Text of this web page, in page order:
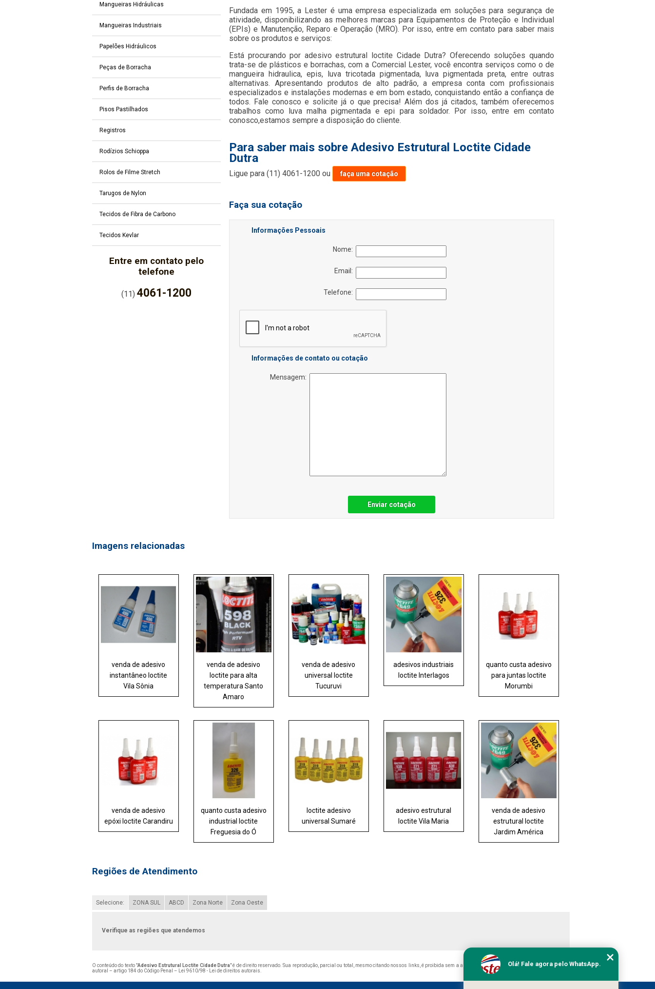
Mangueiras Hidráulicas
Mangueiras Industriais
Papelões Hidráulicos
Peças de Borracha
Perfis de Borracha
Pisos Pastilhados
Registros
Rodízios Schioppa
Rolos de Filme Stretch
Tarugos de Nylon
Tecidos de Fibra de Carbono
Tecidos Kevlar
Entre em contato pelo
telefone
(11)4061-1200
Fundada em 1995, a Lester é uma empresa especializada em soluções para segurança de
atividade, disponibilizando as melhores marcas para Equipamentos de Proteção e Individual
(EPIs) e Manutenção, Reparo e Operação (MRO). Por isso, entre em contato para saber mais
sobre os produtos e serviços:
Está procurando por adesivo estrutural loctite Cidade Dutra? Oferecendo soluções quando
trata-se de plásticos e borrachas, com a Comercial Lester, você encontra serviços como o de
mangueira hidraulica, epis, luva tricotada pigmentada, luva pigmentada preta, entre outras
alternativas. Apresentando produtos de alto padrão, a empresa conta com profissionais
especializados e instalações modernas e em bom estado, conquistando então a confiança de
todos. Fale conosco e solicite já o que precisa! Além dos já citados, também oferecemos
trabalhos como luva malha pigmentada e epi para soldador. Por isso, entre em contato
conosco,estamos sempre a disposição do cliente.
Para saber mais sobre Adesivo Estrutural Loctite Cidade
Dutra
Ligue para(11) 4061-1200 ou faça uma cotação
Faça sua cotação
Informações Pessoais
Nome:
Email:
Telefone:
Informações de contato ou cotação
Mensagem:
Enviar cotação
Imagens relacionadas
venda de adesivo
instantâneo loctite
Vila Sônia
venda de adesivo
loctite para alta
temperatura Santo
Amaro
venda de adesivo
universal loctite
Tucuruvi
adesivos industriais
loctite Interlagos
quanto custa adesivo
para juntas loctite
Morumbi
venda de adesivo
epóxi loctite Carandiru
quanto custa adesivo
industrial loctite
Freguesia do Ó
loctite adesivo
universal Sumaré
adesivo estrutural
loctite Vila Maria
venda de adesivo
estrutural loctite
Jardim América
Regiões de Atendimento
Selecione: ZONA SUL ABCD Zona Norte Zona Oeste
Verifique as regiões que atendemos
O conteúdo do texto "Adesivo Estrutural Loctite Cidade Dutra" é de direito reservado. Sua reprodução, parcial ou total, mesmo citando nossos links, é proibida sem a autorização do autor. Crime de violação de direito
autoral – artigo 184 do Código Penal –
Lei 9610/98 - Lei de direitos autorais
Olá! Fale agora pelo WhatsApp.